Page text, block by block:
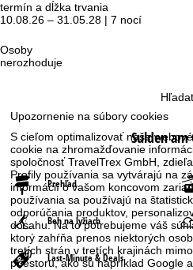
Upozornenie na súbory cookies
S cieľom optimalizovať naše
cookie na zhromažďovanie
spoločnosť TravelTrex GmbH,
Profily používania sa vytvárajú na
informácií o vašom koncovom
používania sa používajú na
odporúčania produktov,
dosahu. Na to potrebujeme váš
ktorý zahŕňa prenos niektorých
tretích strán v tretích krajinách
priestoru, ako sú napríklad Google
termín a dĺžka trvania
10.08.26 – 31.05.28 | 7 nocí
Osoby
nerozhoduje
Sulden
Prehľad
Beh na lyžiach
Last-Minute & Deals